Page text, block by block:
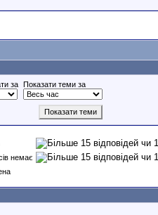
за Показати теми за
немає